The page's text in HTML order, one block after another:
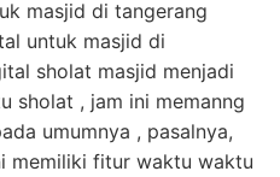
masjid di tangerang
untuk masjid di
sholat masjid menjadi
sholat , jam ini memanng
umumnya , pasalnya,
memiliki fitur waktu waktu